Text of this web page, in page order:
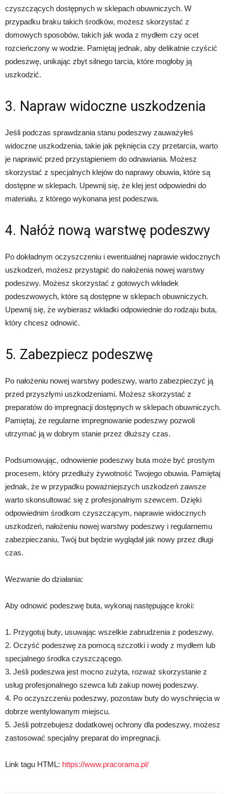
czyszczących dostępnych w sklepach obuwniczych. W
przypadku braku takich środków, możesz skorzystać z
domowych sposobów, takich jak woda z mydłem czy ocet
rozcieńczony w wodzie. Pamiętaj jednak, aby delikatnie czyścić
podeszwę, unikając zbyt silnego tarcia, które mogłoby ją
uszkodzić.
3. Napraw widoczne uszkodzenia
Jeśli podczas sprawdzania stanu podeszwy zauważyłeś
widoczne uszkodzenia, takie jak pęknięcia czy przetarcia, warto
je naprawić przed przystąpieniem do odnawiania. Możesz
skorzystać z specjalnych klejów do naprawy obuwia, które są
dostępne w sklepach. Upewnij się, że klej jest odpowiedni do
materiału, z którego wykonana jest podeszwa.
4. Nałóż nową warstwę podeszwy
Po dokładnym oczyszczeniu i ewentualnej naprawie widocznych
uszkodzeń, możesz przystąpić do nałożenia nowej warstwy
podeszwy. Możesz skorzystać z gotowych wkładek
podeszwowych, które są dostępne w sklepach obuwniczych.
Upewnij się, że wybierasz wkładki odpowiednie do rodzaju buta,
który chcesz odnowić.
5. Zabezpiecz podeszwę
Po nałożeniu nowej warstwy podeszwy, warto zabezpieczyć ją
przed przyszłymi uszkodzeniami. Możesz skorzystać z
preparatów do impregnacji dostępnych w sklepach obuwniczych.
Pamiętaj, że regularne impregnowanie podeszwy pozwoli
utrzymać ją w dobrym stanie przez dłuższy czas.
Podsumowując, odnowienie podeszwy buta może być prostym
procesem, który przedłuży żywotność Twojego obuwia. Pamiętaj
jednak, że w przypadku poważniejszych uszkodzeń zawsze
warto skonsultować się z profesjonalnym szewcem. Dzięki
odpowiednim środkom czyszczącym, naprawie widocznych
uszkodzeń, nałożeniu nowej warstwy podeszwy i regularnemu
zabezpieczaniu, Twój but będzie wyglądał jak nowy przez długi
czas.
Wezwanie do działania:
Aby odnowić podeszwę buta, wykonaj następujące kroki:
1. Przygotuj buty, usuwając wszelkie zabrudzenia z podeszwy.
2. Oczyść podeszwę za pomocą szczotki i wody z mydłem lub
specjalnego środka czyszczącego.
3. Jeśli podeszwa jest mocno zużyta, rozważ skorzystanie z
usług profesjonalnego szewca lub zakup nowej podeszwy.
4. Po oczyszczeniu podeszwy, pozostaw buty do wyschnięcia w
dobrze wentylowanym miejscu.
5. Jeśli potrzebujesz dodatkowej ochrony dla podeszwy, możesz
zastosować specjalny preparat do impregnacji.
Link tagu HTML: https://www.pracorama.pl/